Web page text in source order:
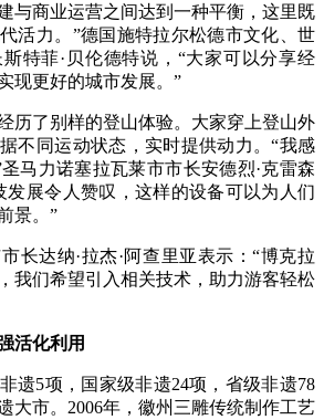
与商业运营之间达到一种平衡，这里既
活力。”德国施特拉尔松德市文化、世
特菲·贝伦德特说，“大家可以分享经
现更好的城市发展。”
了别样的登山体验。大家穿上登山外
不同运动状态，实时提供动力。“我感
马力诺塞拉瓦莱市市长安德烈·克雷森
发展令人赞叹，这样的设备可以为人们
景。”
达纳·拉杰·阿查里亚表示：“博克拉
我们希望引入相关技术，助力游客轻松
活化利用
5项，国家级非遗24项，省级非遗78
大市。2006年，徽州三雕传统制作工艺